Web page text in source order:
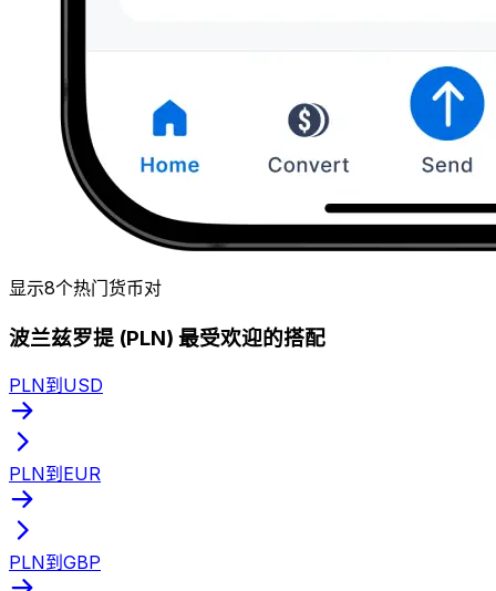
显示8个热门货币对
波兰兹罗提 (PLN) 最受欢迎的搭配
PLN到USD
PLN到EUR
PLN到GBP